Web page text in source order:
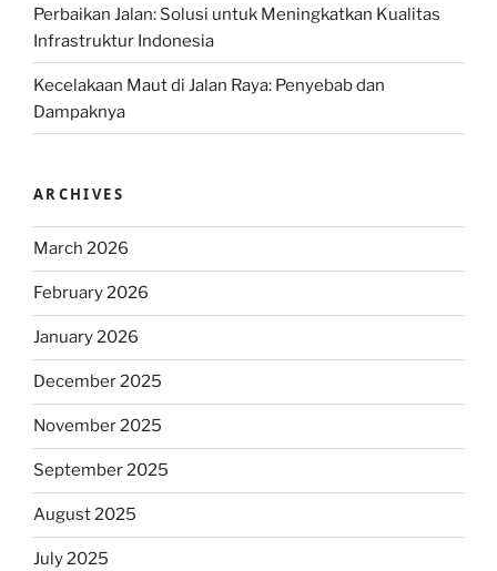
Perbaikan Jalan: Solusi untuk Meningkatkan Kualitas
Infrastruktur Indonesia
Kecelakaan Maut di Jalan Raya: Penyebab dan
Dampaknya
ARCHIVES
March 2026
February 2026
January 2026
December 2025
November 2025
September 2025
August 2025
July 2025